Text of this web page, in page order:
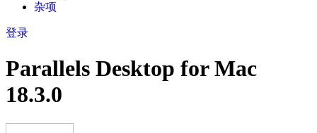
杂项
登录
Parallels Desktop for Mac
18.3.0